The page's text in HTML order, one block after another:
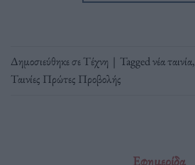
Δημοσιεύθηκε σεΤέχνη | Taggedνέα ταινία,
Ταινίες Πρώτες Προβολής
Εφημερίδα